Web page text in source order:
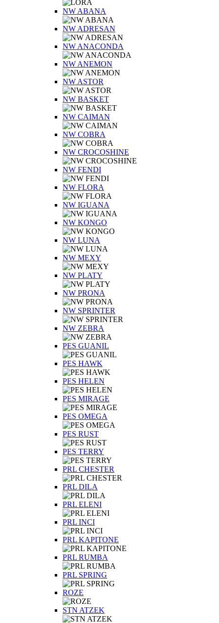
NW ABANA
NW ADRESAN
NW ANACONDA
NW ANEMON
NW ASTOR
NW BASKET
NW CAIMAN
NW COBRA
NW CROCOSHINE
NW FENDI
NW FLORA
NW IGUANA
NW KONGO
NW LUNA
NW MEXY
NW PLATY
NW PRONA
NW SPRINTER
NW ZEBRA
PES GUANIL
PES HAWK
PES HELEN
PES MIRAGE
PES OMEGA
PES RUST
PES TERRY
PRL CHESTER
PRL DILA
PRL ELENI
PRL INCI
PRL KAPITONE
PRL RUMBA
PRL SPRING
ROZE
STN ATZEK